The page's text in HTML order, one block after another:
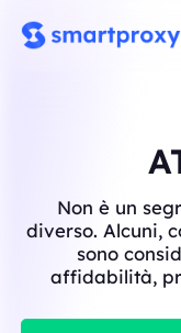
Non è un
diverso. Alcuni,
sono
affidabilità,